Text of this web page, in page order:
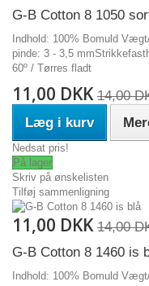
G-B Cotton 8 1050
Indhold: 100% Bomuld
pinde: 3 - 3,5
60º / Tørres fladt
11,00 DKK 14,00
Læg i kurv
Nedsat pris!
På lager
Skriv på ønskelisten
Tilføj sammenligning
11,00 DKK 14,00
G-B Cotton 8 1460 is
Indhold: 100% Bomuld